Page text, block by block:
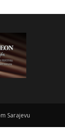
Sarajevu